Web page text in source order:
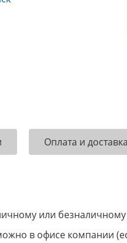
Оплата и доставка
или безналичному
в офисе компании